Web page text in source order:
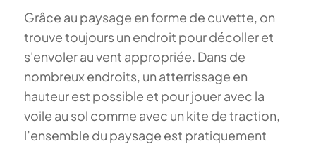
Grâce au paysage en forme de cuvette, on
trouve toujours un endroit pour décoller et
s'envoler au vent appropriée. Dans de
nombreux endroits, un atterrissage en
hauteur est possible et pour jouer avec la
voile au sol comme avec un kite de traction,
l’ensemble du paysage est pratiquement